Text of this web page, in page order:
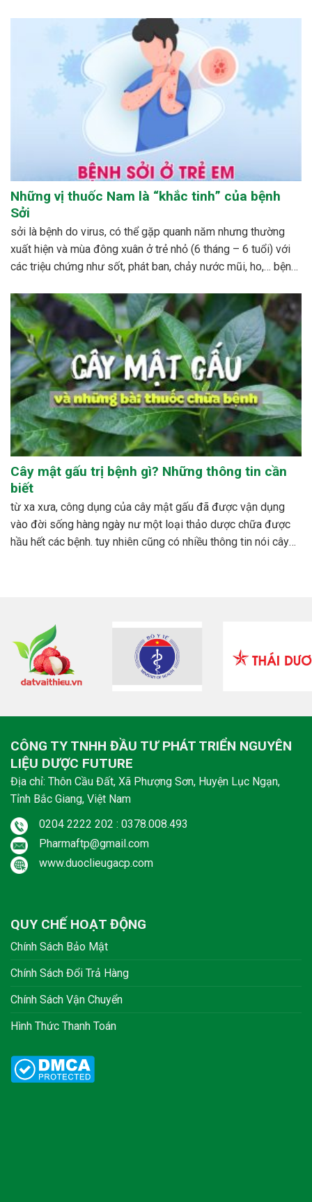
Những vị thuốc Nam là “khắc tinh” của bệnh
Sởi
sởi là bệnh do virus, có thể gặp quanh năm nhưng thường
xuất hiện và mùa đông xuân ở trẻ nhỏ (6 tháng – 6 tuổi) với
các triệu chứng như sốt, phát ban, chảy nước mũi, ho,… bệnh
Cây mật gấu trị bệnh gì? Những thông tin cần
biết
từ xa xưa, công dụng của cây mật gấu đã được vận dụng
vào đời sống hàng ngày nư một loại thảo dược chữa được
hầu hết các bệnh. tuy nhiên cũng có nhiều thông tin nói cây
CÔNG TY TNHH ĐẦU TƯ PHÁT TRIỂN NGUYÊN
LIỆU DƯỢC FUTURE
Địa chỉ: Thôn Cầu Đất, Xã Phượng Sơn, Huyện Lục Ngạn,
Tỉnh Bắc Giang, Việt Nam
0204 2222 202 : 0378.008.493
Pharmaftp@gmail.com
www.duoclieugacp.com
QUY CHẾ HOẠT ĐỘNG
Chính Sách Bảo Mật
Chính Sách Đổi Trả Hàng
Chính Sách Vận Chuyển
Hình Thức Thanh Toán